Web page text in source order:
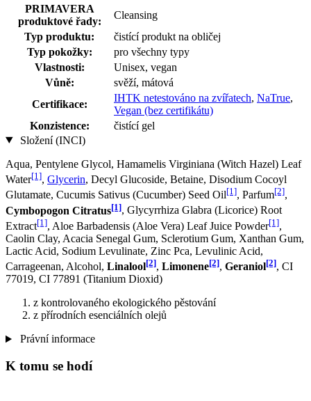
PRIMAVERA
produktové řady:
Cleansing
Typ produktu:
čistící produkt na obličej
Typ pokožky:
pro všechny typy
Vlastnosti:
Unisex, vegan
Vůně:
svěží, mátová
Certifikace:
IHTK netestováno na zvířatech, NaTrue,
Vegan (bez certifikátu)
Konzistence:
čistící gel
Složení (INCI)
Aqua, Pentylene Glycol, Hamamelis Virginiana (Witch Hazel) Leaf
Water[1], Glycerin, Decyl Glucoside, Betaine, Disodium Cocoyl
Glutamate, Cucumis Sativus (Cucumber) Seed Oil[1], Parfum[2],
Cymbopogon Citratus[1], Glycyrrhiza Glabra (Licorice) Root
Extract[1], Aloe Barbadensis (Aloe Vera) Leaf Juice Powder[1],
Caolin Clay, Acacia Senegal Gum, Sclerotium Gum, Xanthan Gum,
Lactic Acid, Sodium Levulinate, Zinc Pca, Levulinic Acid,
Carrageenan, Alcohol, Linalool[2], Limonene[2], Geraniol[2], CI
77019, CI 77891 (Titanium Dioxid)
z kontrolovaného ekologického pěstování
z přírodních esenciálních olejů
Právní informace
K tomu se hodí